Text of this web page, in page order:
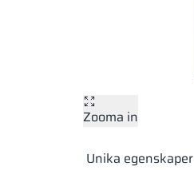
Zooma in
Unika egenskaper